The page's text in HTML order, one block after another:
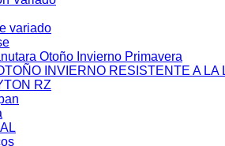
variado
Otoño Invierno Primavera
INVIERNO RESISTENTE A LA
RZ